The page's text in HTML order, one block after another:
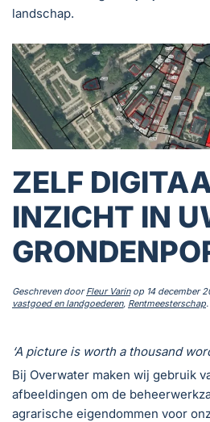
landschap.
ZELF
INZICHT IN
Geschreven doorFleur Varinop 14 december
vastgoed en landgoederen, Rentmeesterschap.
‘A picture is worth a thousand
Bij Overwater maken wij gebruik
afbeeldingen om de
agrarische eigendommen voor